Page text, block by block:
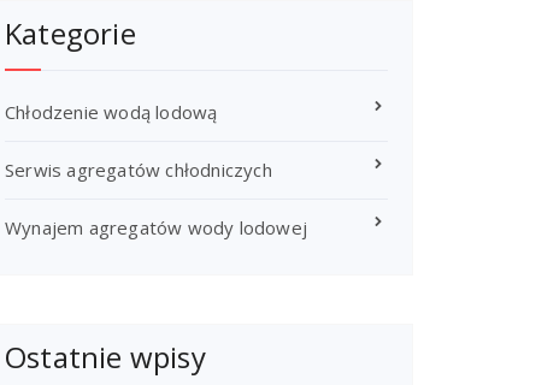
Kategorie
Chłodzenie wodą lodową
Serwis agregatów chłodniczych
Wynajem agregatów wody lodowej
Ostatnie wpisy